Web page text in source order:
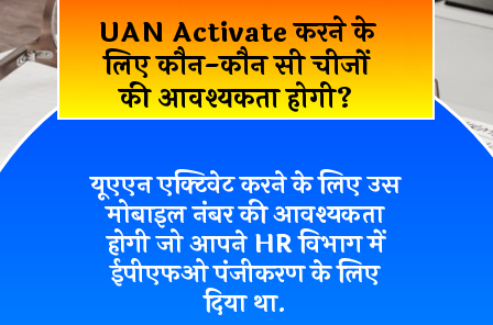
UAN Activateकरने के
लिए कौन-कौन सी चीजों
की आवश्यकता होगी?
यूएएन एक्टिवेट करने के लिए उस
मोबाइल नंबर की आवश्यकता
होगी जो आपने HR विभाग में
ईपीएफओ पंजीकरण के लिए
दिया था.